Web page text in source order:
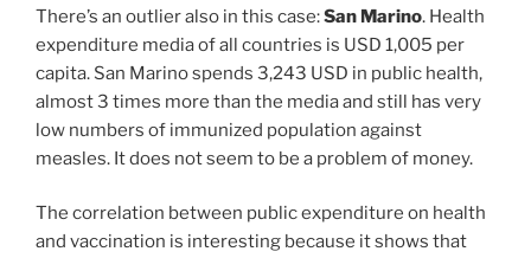
There’s an outlier also in this case:San Marino. Health
expenditure media of all countries is USD 1,005 per
capita. San Marino spends 3,243 USD in public health,
almost 3 times more than the media and still has very
low numbers of immunized population against
measles. It does not seem to be a problem of money.
The correlation between public expenditure on health
and vaccination is interesting because it shows that